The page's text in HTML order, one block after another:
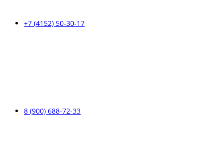
+7 (4152) 50-30-17
8 (900) 688-72-33